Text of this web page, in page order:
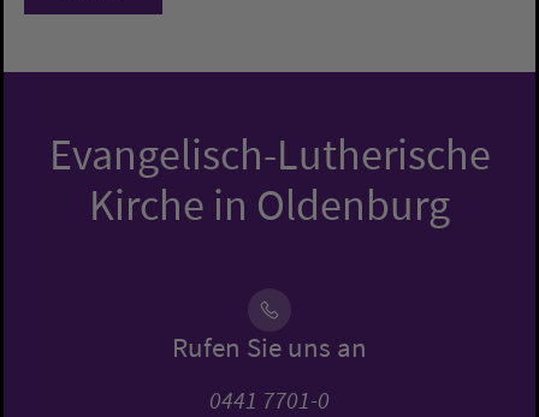
Evangelisch-Lutherische
Kirche in Oldenburg
Rufen Sie uns an
0441 7701-0